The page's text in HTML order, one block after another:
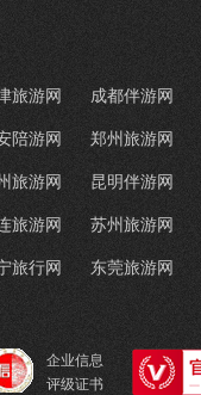
旅游网 成都伴游网
陪游网 郑州旅游网
旅游网 昆明伴游网
旅游网 苏州旅游网
旅行网 东莞旅游网
企业信息
评级证书